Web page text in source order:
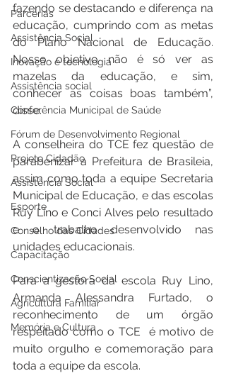
Parcerias
Assistência Social
Inovação e tecnologia
Assistência social
Conferência Municipal de Saúde
Fórum de Desenvolvimento Regional
Projeto Cidadão
Assistência Social
Esporte
Conselho das Cidades
Capacitação
Conscientização Social
Agricultura Familiar
Memória e Cultura
fazendo se destacando e diferença na
educação, cumprindo com as metas
do Plano Nacional de Educação.
Nosso objetivo não é só ver as
mazelas da educação, e sim,
conhecer as coisas boas também”,
disse.
A conselheira do TCE fez questão de
parabenizar a Prefeitura de Brasileia,
assim como toda a equipe Secretaria
Municipal de Educação, e das escolas
Ruy Lino e Conci Alves pelo resultado
e o trabalho desenvolvido nas
unidades educacionais.
Para a gestora da escola Ruy Lino,
Armanda Alessandra Furtado, o
reconhecimento de um órgão
respeitado como o TCE  é motivo de
muito orgulho e comemoração para
toda a equipe da escola.